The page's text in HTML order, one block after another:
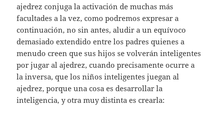
ajedrez conjuga la activación de muchas más
facultades a la vez, como podremos expresar a
continuación, no sin antes, aludir a un equívoco
demasiado extendido entre los padres quienes a
menudo creen que sus hijos se volverán inteligentes
por jugar al ajedrez, cuando precisamente ocurre a
la inversa, que los niños inteligentes juegan al
ajedrez, porque una cosa es desarrollar la
inteligencia, y otra muy distinta es crearla: